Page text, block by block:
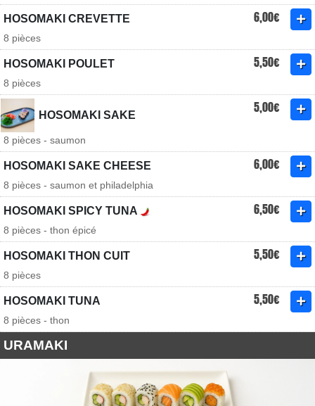
HOSOMAKI CREVETTE 6,00€
8 pièces
HOSOMAKI POULET 5,50€
8 pièces
HOSOMAKI SAKE 5,00€
8 pièces - saumon
HOSOMAKI SAKE CHEESE 6,00€
8 pièces - saumon et philadelphia
HOSOMAKI SPICY TUNA 6,50€
8 pièces - thon épicé
HOSOMAKI THON CUIT 5,50€
8 pièces
HOSOMAKI TUNA 5,50€
8 pièces - thon
URAMAKI